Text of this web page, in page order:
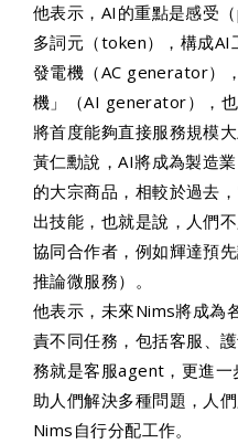
他表示，AI的重點是感受
多詞元（token），構成AI
發電機（AC generator）
機」（AI generator），
將首度能夠直接服務規模
黃仁勳說，AI將成為製造
的大宗商品，相較於過去
出技能，也就是說，人們
協同合作者，例如輝達預
推論微服務）。
他表示，未來Nims將成為
責不同任務，包括客服 、
務就是客服agent，更進
助人們解決多種問題，人
Nims自行分配工作。